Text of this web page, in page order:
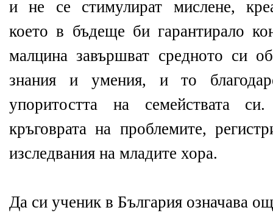
и не се стимулират мислене,
което в бъдеще би гарантирало
малцина завършват средното си
знания и умения, и то
упоритостта на семействата
кръговрата на проблемите,
изследвания на младите хора.
Да си ученик в България означава